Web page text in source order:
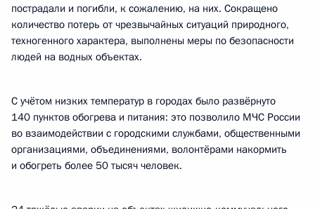
пострадали и погибли, к сожалению, на них. Сокращено
количество потерь от чрезвычайных ситуаций природного,
техногенного характера, выполнены меры по безопасности
людей на водных объектах.
С учётом низких температур в городах было развёрнуто
140 пунктов обогрева и питания: это позволило МЧС России
во взаимодействии с городскими службами, общественными
организациями, объединениями, волонтёрами накормить
и обогреть более 50 тысяч человек.